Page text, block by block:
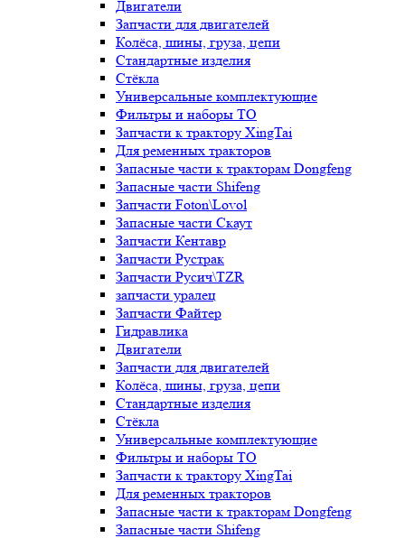
Двигатели
Запчасти для двигателей
Колёса, шины, груза, цепи
Стандартные изделия
Стёкла
Универсальные комплектующие
Фильтры и наборы ТО
Запчасти к трактору XingTai
Для ременных тракторов
Запасные части к тракторам Dongfeng
Запасные части Shifeng
Запчасти Foton\Lovol
Запасные части Скаут
Запчасти Кентавр
Запчасти Рустрак
Запчасти Русич\TZR
запчасти уралец
Запчасти Файтер
Гидравлика
Двигатели
Запчасти для двигателей
Колёса, шины, груза, цепи
Стандартные изделия
Стёкла
Универсальные комплектующие
Фильтры и наборы ТО
Запчасти к трактору XingTai
Для ременных тракторов
Запасные части к тракторам Dongfeng
Запасные части Shifeng